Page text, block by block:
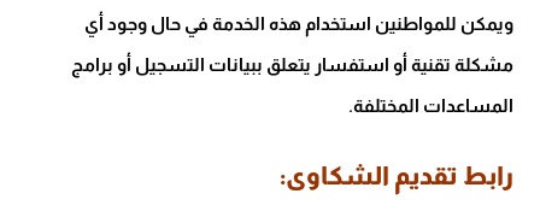
ويمكن للمواطنين استخدام هذه الخدمة في حال وجود أي
مشكلة تقنية أو استفسار يتعلق ببيانات التسجيل أو برامج
المساعدات المختلفة.
رابط تقديم الشكاوى: